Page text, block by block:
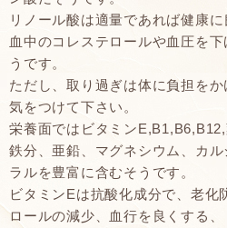
リノール酸は適量であれば健康に
血中のコレステロールや血圧を
うです。
ただし、取り過ぎは体に負担をか
気をつけて下さい。
栄養面ではビタミンE,B1,B6,B12,
鉄分、亜鉛、マグネシウム、カ
ラルを豊富に含むそうです。
ビタミンEは抗酸化成分で、老化
ロールの減少、血行を良くする、